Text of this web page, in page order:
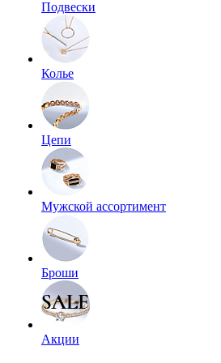
Подвески
Колье
Цепи
Мужской ассортимент
Броши
Акции